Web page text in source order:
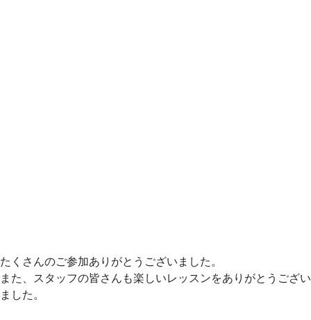
たくさんのご参加ありがとうございました。
また、スタッフの皆さんも楽しいレッスンをありがとうござい
ました。